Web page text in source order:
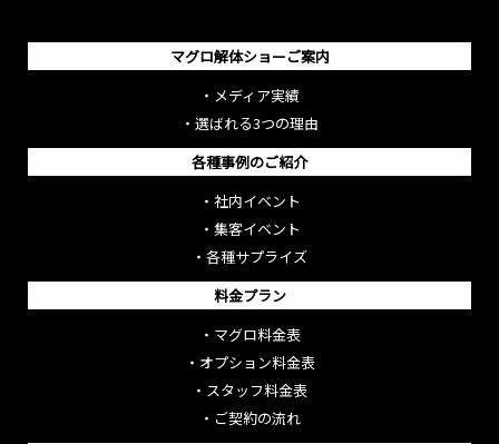
マグロ解体ショーご案内
・ メディア実績
・ 選ばれる3つの理由
各種事例のご紹介
・ 社内イベント
・ 集客イベント
・ 各種サプライズ
料金プラン
・ マグロ料金表
・ オプション料金表
・ スタッフ料金表
・ ご契約の流れ